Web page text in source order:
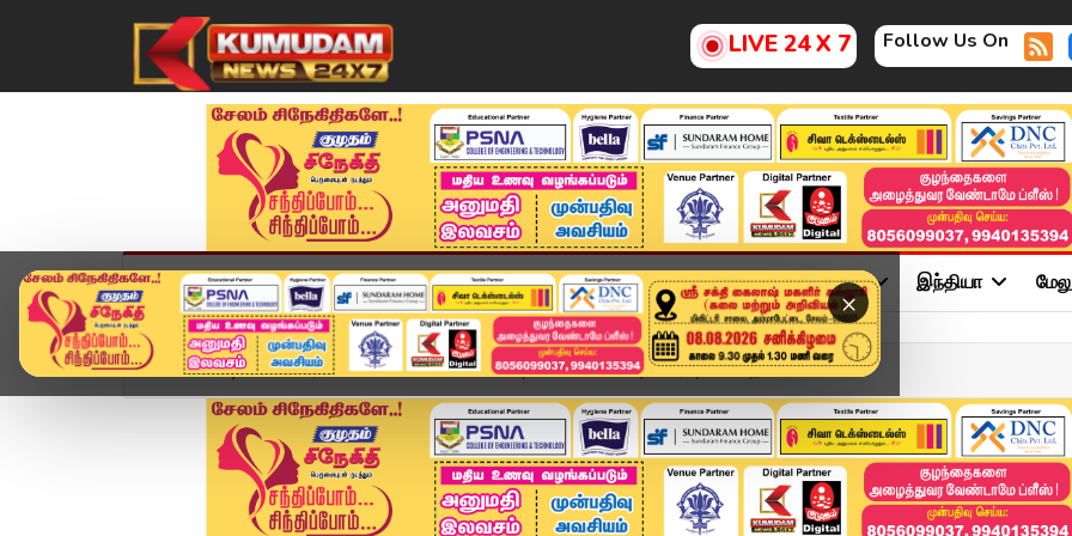
LIVE 24 X 7 Follow Us On
×
முகப்பு விளையாட்டு அண்மை தமிழ்நாடு சினிமா அரசியல் விளையாட்டு இந்தியா
Home வீடியோ ஸ்டோரி SPEED NEWS TAMIL | 05 NOV 2025 | விரைவுச் செய்த...